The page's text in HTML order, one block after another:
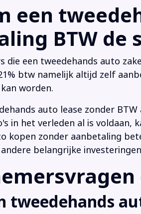
een
BTW de
die een tweedehands auto
btw namelijk altijd zelf
worden.
auto lease zonder
in het verleden al is voldaan,
kopen zonder aanbetaling
belangrijke
tweedehands